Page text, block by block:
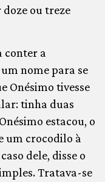
ou treze
conter a
nome para se
Onésimo tivesse
tinha duas
estacou, o
um crocodilo à
dele, disse o
Tratava-se